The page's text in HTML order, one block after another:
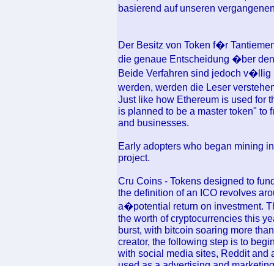
basierend auf unseren
Der Besitz von Token f�r
die genaue Entscheidung �ber
Beide Verfahren sind jedoch
werden, werden die Leser
Just like how Ethereum is used for
is planned to be a master token" to
and businesses.
Early adopters who began mining
project.
Cru Coins - Tokens designed to
the definition of an ICO revolves
a�potential return on investment.
the worth of cryptocurrencies this
burst, with bitcoin soaring more
creator, the following step is to
with social media sites, Reddit and